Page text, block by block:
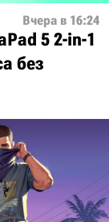
Вчера в 16:24
5 2-in-1
без